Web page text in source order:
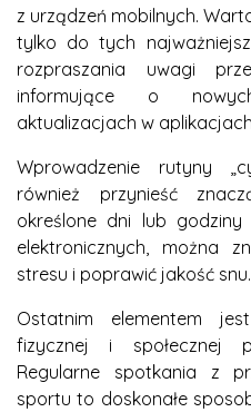
z urządzeń mobilnych.
tylko do tych
rozpraszania uwagi
informujące o
aktualizacjach w
Wprowadzenie rutyny
również przynieść
określone dni lub
elektronicznych, można
stresu i poprawić jakość snu.
Ostatnim elementem
fizycznej i społecznej
Regularne spotkania z
sportu to doskonałe